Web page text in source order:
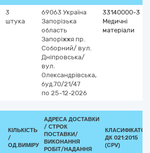
3
штука
69063 Україна
Запорізька
область
Запоріжжя пр.
Соборний/ вул.
Дніпровська/
вул.
Олександрівська,
буд.70/21/47
по 25-12-2026
33140000-3
Медичні
матеріали
КІЛЬКІСТЬ
/
ОД.ВИМІРУ
АДРЕСА ДОСТАВКИ
/ СТРОК
ПОСТАВКИ/
ВИКОНАННЯ
РОБІТ/НАДАННЯ
КЛАСИФІКАТОР
ДК 021:2015
(CPV)